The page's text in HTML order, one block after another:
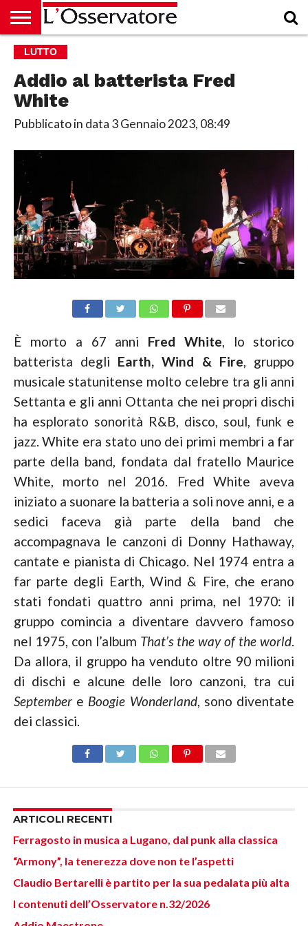
HOME
CULTURA
ECONOMIA
RUBRICHE
ARCHIVIO
PODCAST
ABBONAMENTO
CHI
ACCEDI
LUTTO
Addio al batterista Fred
White
Pubblicato in data 3 Gennaio 2023, 08:49
È morto a 67 anni Fred White, lo storico
batterista degli Earth, Wind & Fire, gruppo
musicale statunitense molto celebre tra gli anni
Settanta e gli anni Ottanta che nei propri dischi
ha esplorato sonorità R&B, disco, soul, funk e
jazz. White era stato uno dei primi membri a far
parte della band, fondata dal fratello Maurice
White, morto nel 2016. Fred White aveva
iniziato a suonare la batteria a soli nove anni, e a
sedici faceva già parte della band che
accompagnava le canzoni di Donny Hathaway,
cantate e pianista di Chicago. Nel 1974 entra a
far parte degli Earth, Wind & Fire, che erano
stati fondati quattro anni prima, nel 1970: il
gruppo comincia a diventare davvero famoso
nel 1975, con l’album That’s the way of the world.
Da allora, il gruppo ha venduto oltre 90 milioni
di dischi e alcune delle loro canzoni, tra cui
Septembere Boogie Wonderland, sono diventate
dei classici.
ARTICOLI RECENTI
Ferragosto in musica a Lugano, dal punk alla classica
“Armony”, la tenerezza dove non te l’aspetti
Claudio Bertarelli è partito per la sua pedalata più alta
I contenuti dell’Osservatore n.32/2026